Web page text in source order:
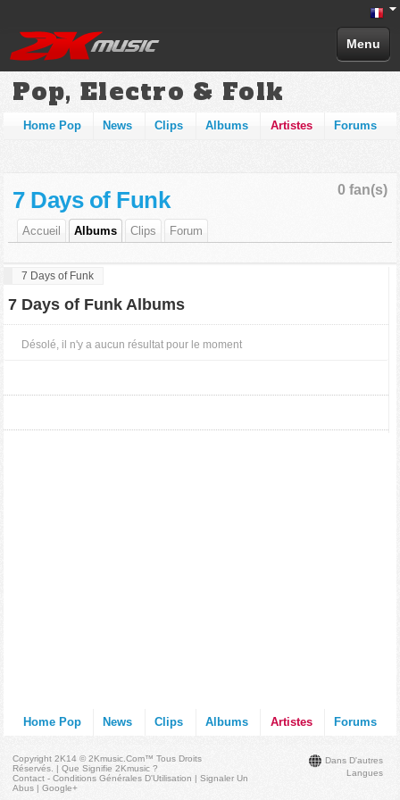
Menu
Pop, Electro & Folk
Home Pop News Clips Albums Artistes Forums
0 fan(s)
7 Days of Funk
Accueil Albums Clips Forum
7 Days of Funk
7 Days of Funk Albums
Désolé, il n'y a aucun résultat pour le moment
Home Pop News Clips Albums Artistes Forums
Dans D'autres
Langues
Copyright 2K14 © 2Kmusic.com™Tous Droits
Réservés . |Que Signifie 2Kmusic ?
Contact - Conditions Générales D'Utilisation |Signaler Un
Abus |Google+